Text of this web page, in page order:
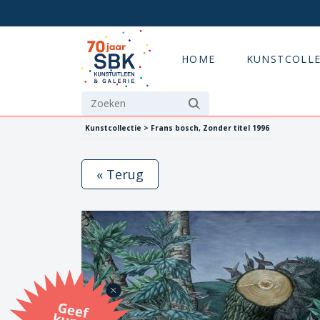
HOME
Kunstcollectie > Frans bosch, Zonder titel 1996
G
eef
u
n
st
a
d
o
m
et
e SB
K
u
n
stb
o
n
« Terug